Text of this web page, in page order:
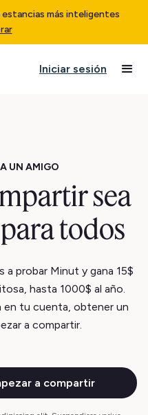
más inteligentes
Iniciar sesión
UN AMIGO
sea
todos
a probar Minut y gana 15$
hasta 1000$ al año.
en tu cuenta, obtener un
a compartir.
a compartir